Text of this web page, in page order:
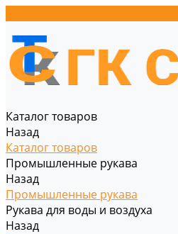
Каталог товаров
Назад
Каталог товаров
Промышленные рукава
Назад
Промышленные рукава
Рукава для воды и воздуха
Назад